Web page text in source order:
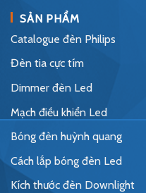
SẢN PHẨM
Catalogue đèn Philips
Đèn tia cực tím
Dimmer đèn Led
Mạch điều khiển Led
Bóng đèn huỳnh quang
Cách lắp bóng đèn Led
Kích thước đèn Downlight